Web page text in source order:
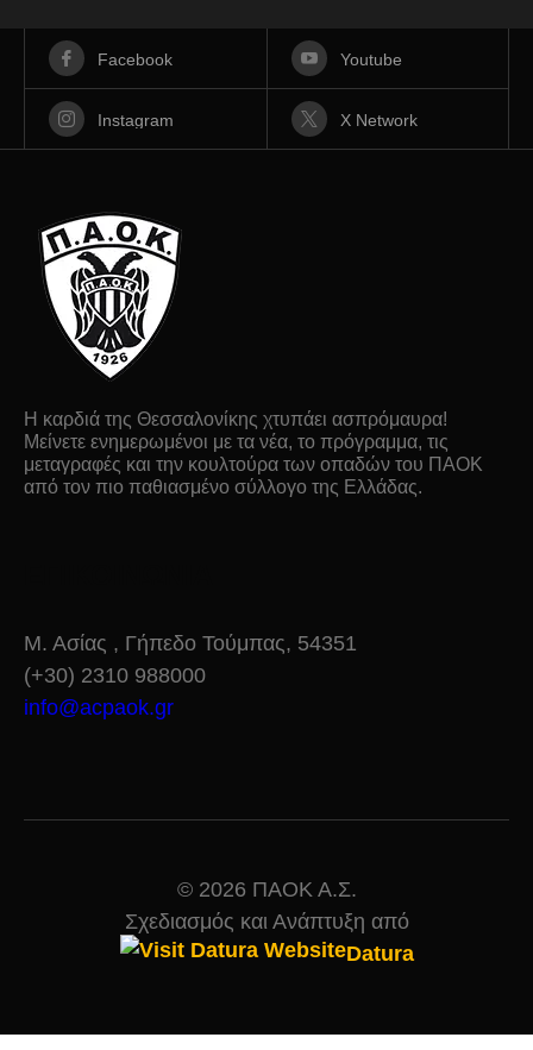
Facebook Youtube
Instagram X Network
Η καρδιά της Θεσσαλονίκης χτυπάει ασπρόμαυρα!
Μείνετε ενημερωμένοι με τα νέα, το πρόγραμμα, τις
μεταγραφές και την κουλτούρα των οπαδών του ΠΑΟΚ
από τον πιο παθιασμένο σύλλογο της Ελλάδας.
Μ. Ασίας , Γήπεδο Τούμπας, 54351
(+30) 2310 988000
info@acpaok.gr
© 2026 ΠΑΟΚ Α.Σ.
Σχεδιασμός και Ανάπτυξη από
Datura